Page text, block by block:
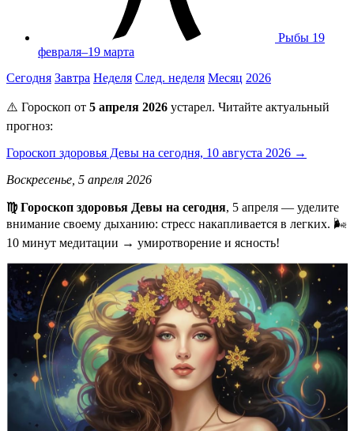
Рыбы 19
февраля–19 марта
Сегодня Завтра Неделя След. неделя Месяц 2026
⚠️ Гороскоп от 5 апреля 2026 устарел. Читайте актуальный
прогноз:
Гороскоп здоровья Девы на сегодня, 10 августа 2026 →
Воскресенье, 5 апреля 2026
♍ Гороскоп здоровья Девы на сегодня, 5 апреля — уделите
внимание своему дыханию: стресс накапливается в легких. 🌬️
10 минут медитации → умиротворение и ясность!